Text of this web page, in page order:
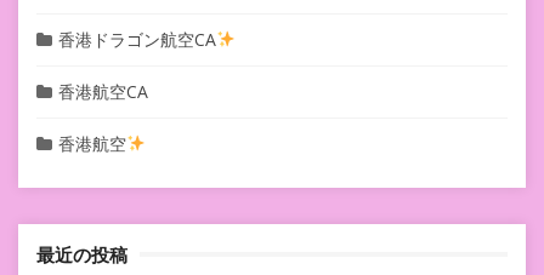
香港ドラゴン航空CA
香港航空CA
香港航空
最近の投稿